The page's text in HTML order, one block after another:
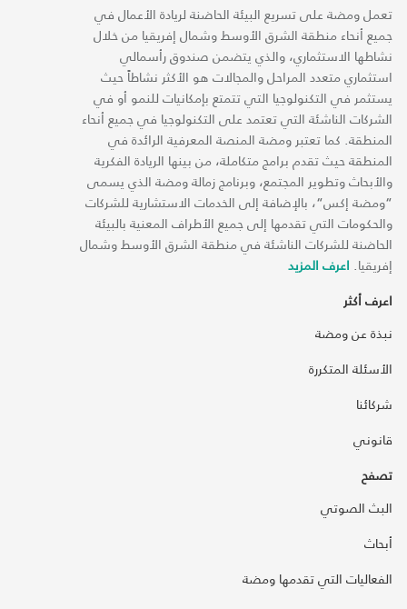
تعمل ومضة على تسريع البيئة الحاضنة لريادة الأعمال في
جميع أنحاء منطقة الشرق الأوسط وشمال إفريقيا من خلال
نشاطها الاستثماري، والذي يتضمن صندوق رأسمالي
استثماري متعدد المراحل والمجالات هو الأكثر نشاطاً حيث
يستثمر في التكنولوجيا التي تتمتع بإمكانيات للنمو أو في
الشركات الناشئة التي تعتمد على التكنولوجيا في جميع أنحاء
المنطقة. كما تعتبر ومضة المنصة المعرفية الرائدة في
المنطقة حيث تقدم برامج متكاملة، من بينها الريادة الفكرية
والأبحاث وتطوير المجتمع، وبرنامج زمالة ومضة الذي يسمى
“ومضة إكس“، بالإضافة إلى الخدمات الاستشارية للشركات
والحكومات التي تقدمها إلى جميع الأطراف المعنية بالبيئة
الحاضنة للشركات الناشئة في منطقة الشرق الأوسط وشمال
إفريقيا. اعرف المزيد
اعرف أكثر
نبذة عن ومضة
الأسئلة المتكررة
شركائنا
قانوني
تصفح
البث الصوتي
أبحاث
الفعاليات التي تقدمها ومضة